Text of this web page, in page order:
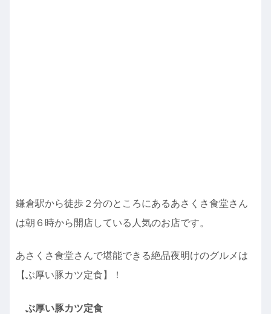
鎌倉駅から徒歩２分のところにあるあさくさ食堂さん
は朝６時から開店している人気のお店です。
あさくさ食堂さんで堪能できる絶品夜明けのグルメは
【ぶ厚い豚カツ定食】！
ぶ厚い豚カツ定食